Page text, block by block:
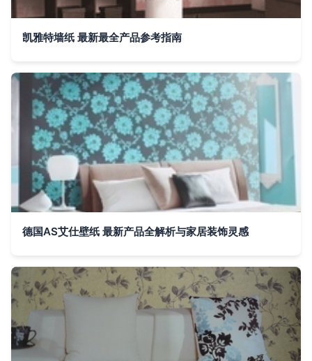
凯雅特墙纸 最新最全产品参考指南
德国AS艾仕壁纸 最新产品全解析与家居装饰灵感